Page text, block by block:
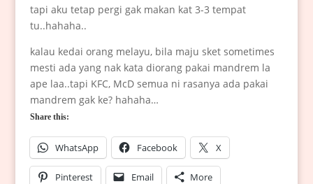
tapi aku tetap pergi gak makan kat 3-3 tempat
tu..hahaha..
kalau kedai orang melayu, bila maju sket sometimes
mesti ada yang nak kata diorang pakai mandrem la
ape laa..tapi KFC, McD semua ni rasanya ada pakai
mandrem gak ke? hahaha…
Share this:
WhatsApp Facebook X
Pinterest Email More